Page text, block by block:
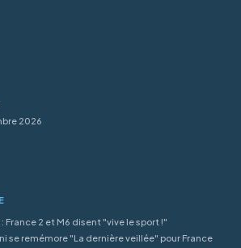
2026
France 2 et M6 disent "vive le sport !"
se remémore "La dernière veillée" pour France